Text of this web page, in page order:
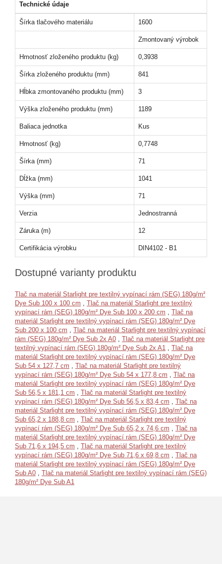
Technické údaje
Šírka tlačového materiálu 1600
Zmontovaný výrobok
Hmotnosť zloženého produktu (kg) 0,3938
Šírka zloženého produktu (mm) 841
Hĺbka zmontovaného produktu (mm) 3
Výška zloženého produktu (mm) 1189
Baliaca jednotka Kus
Hmotnosť (kg) 0,7748
Šírka (mm) 71
Dĺžka (mm) 1041
Výška (mm) 71
Verzia Jednostranná
Záruka (m) 12
Certifikácia výrobku DIN4102 - B1
Dostupné varianty produktu
Tlač na materiál Starlight pre textilný vypínací rám (SEG) 180g/m²
Dye Sub 100 x 100 cm , Tlač na materiál Starlight pre textilný
vypínací rám (SEG) 180g/m² Dye Sub 100 x 200 cm , Tlač na
materiál Starlight pre textilný vypínací rám (SEG) 180g/m² Dye
Sub 200 x 100 cm , Tlač na materiál Starlight pre textilný vypínací
rám (SEG) 180g/m² Dye Sub 2x A0 , Tlač na materiál Starlight pre
textilný vypínací rám (SEG) 180g/m² Dye Sub 2x A1 , Tlač na
materiál Starlight pre textilný vypínací rám (SEG) 180g/m² Dye
Sub 54 x 127,7 cm , Tlač na materiál Starlight pre textilný
vypínací rám (SEG) 180g/m² Dye Sub 54 x 177,8 cm , Tlač na
materiál Starlight pre textilný vypínací rám (SEG) 180g/m² Dye
Sub 56,5 x 181,1 cm , Tlač na materiál Starlight pre textilný
vypínací rám (SEG) 180g/m² Dye Sub 56,5 x 83,4 cm , Tlač na
materiál Starlight pre textilný vypínací rám (SEG) 180g/m² Dye
Sub 65,2 x 188,8 cm , Tlač na materiál Starlight pre textilný
vypínací rám (SEG) 180g/m² Dye Sub 65,2 x 74,6 cm , Tlač na
materiál Starlight pre textilný vypínací rám (SEG) 180g/m² Dye
Sub 71,6 x 194,5 cm , Tlač na materiál Starlight pre textilný
vypínací rám (SEG) 180g/m² Dye Sub 71,6 x 69,8 cm , Tlač na
materiál Starlight pre textilný vypínací rám (SEG) 180g/m² Dye
Sub A0 , Tlač na materiál Starlight pre textilný vypínací rám (SEG)
180g/m² Dye Sub A1